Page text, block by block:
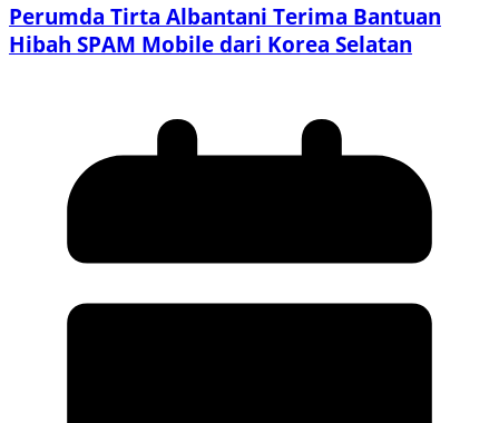
Perumda Tirta Albantani Terima Bantuan
Hibah SPAM Mobile dari Korea Selatan